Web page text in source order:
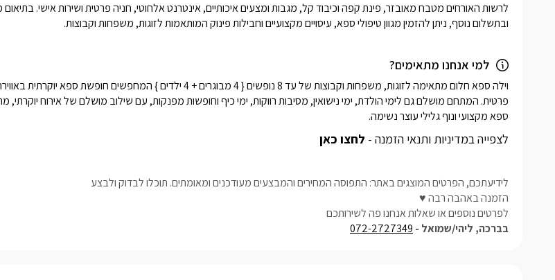
ובתשלום נוסף, ניתן להזמין מגוון טיפולי ספא, עיסויים מקצועיים וחבילות פינוק המותאמות לזוגות, משפחות וקבוצות.
למי אנחנו מתאימים?
ספא מקצועי ונוף גלילי עוצר נשימה.
לצפייה במדיניות ותנאי הזמנה - לחצו כאן
לידיעתכם, הפרטים המוצגים באתר: התפוסה המחירים והמבצעים מעודכנים ומאומתים. תוכלו לבדוק ולבצע
הזמנה באהבה רבה ♥
לפרטים נוספים או שאלות אנחנו פה לשירותכם
בברכה, ליהי/שמואל - 072-2727349